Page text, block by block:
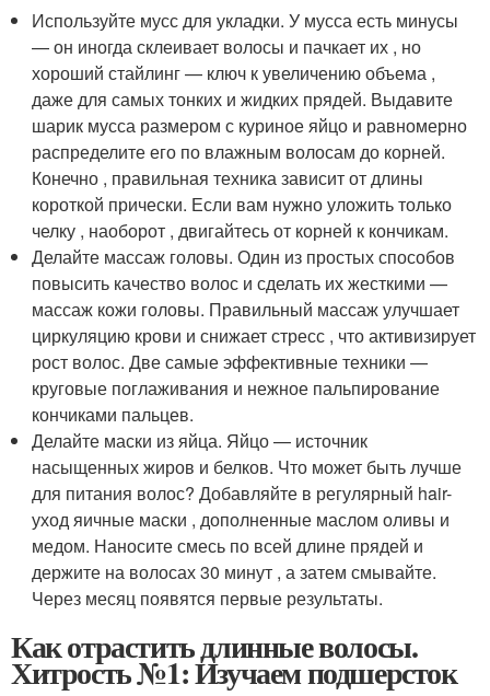
Используйте мусс для укладки. У мусса есть минусы
— он иногда склеивает волосы и пачкает их , но
хороший стайлинг — ключ к увеличению объема ,
даже для самых тонких и жидких прядей. Выдавите
шарик мусса размером с куриное яйцо и равномерно
распределите его по влажным волосам до корней.
Конечно , правильная техника зависит от длины
короткой прически. Если вам нужно уложить только
челку , наоборот , двигайтесь от корней к кончикам.
Делайте массаж головы. Один из простых способов
повысить качество волос и сделать их жесткими —
массаж кожи головы. Правильный массаж улучшает
циркуляцию крови и снижает стресс , что активизирует
рост волос. Две самые эффективные техники —
круговые поглаживания и нежное пальпирование
кончиками пальцев.
Делайте маски из яйца. Яйцо — источник
насыщенных жиров и белков. Что может быть лучше
для питания волос? Добавляйте в регулярный hair-
уход яичные маски , дополненные маслом оливы и
медом. Наносите смесь по всей длине прядей и
держите на волосах 30 минут , а затем смывайте.
Через месяц появятся первые результаты.
Как отрастить длинные волосы.
Хитрость №1: Изучаем подшерсток